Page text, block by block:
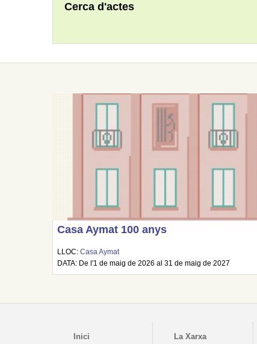
Cerca d'actes
Casa Aymat 100 anys
LLOC:Casa Aymat
DATA: De l'1 de maig de 2026 al 31 de maig de 2027
Inici La Xarxa